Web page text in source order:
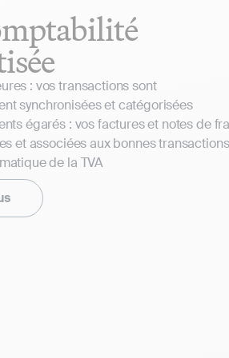
: vos transactions sont
synchronisées et catégorisées
égarés : vos factures et notes de
et associées aux bonnes transactions
de la TVA